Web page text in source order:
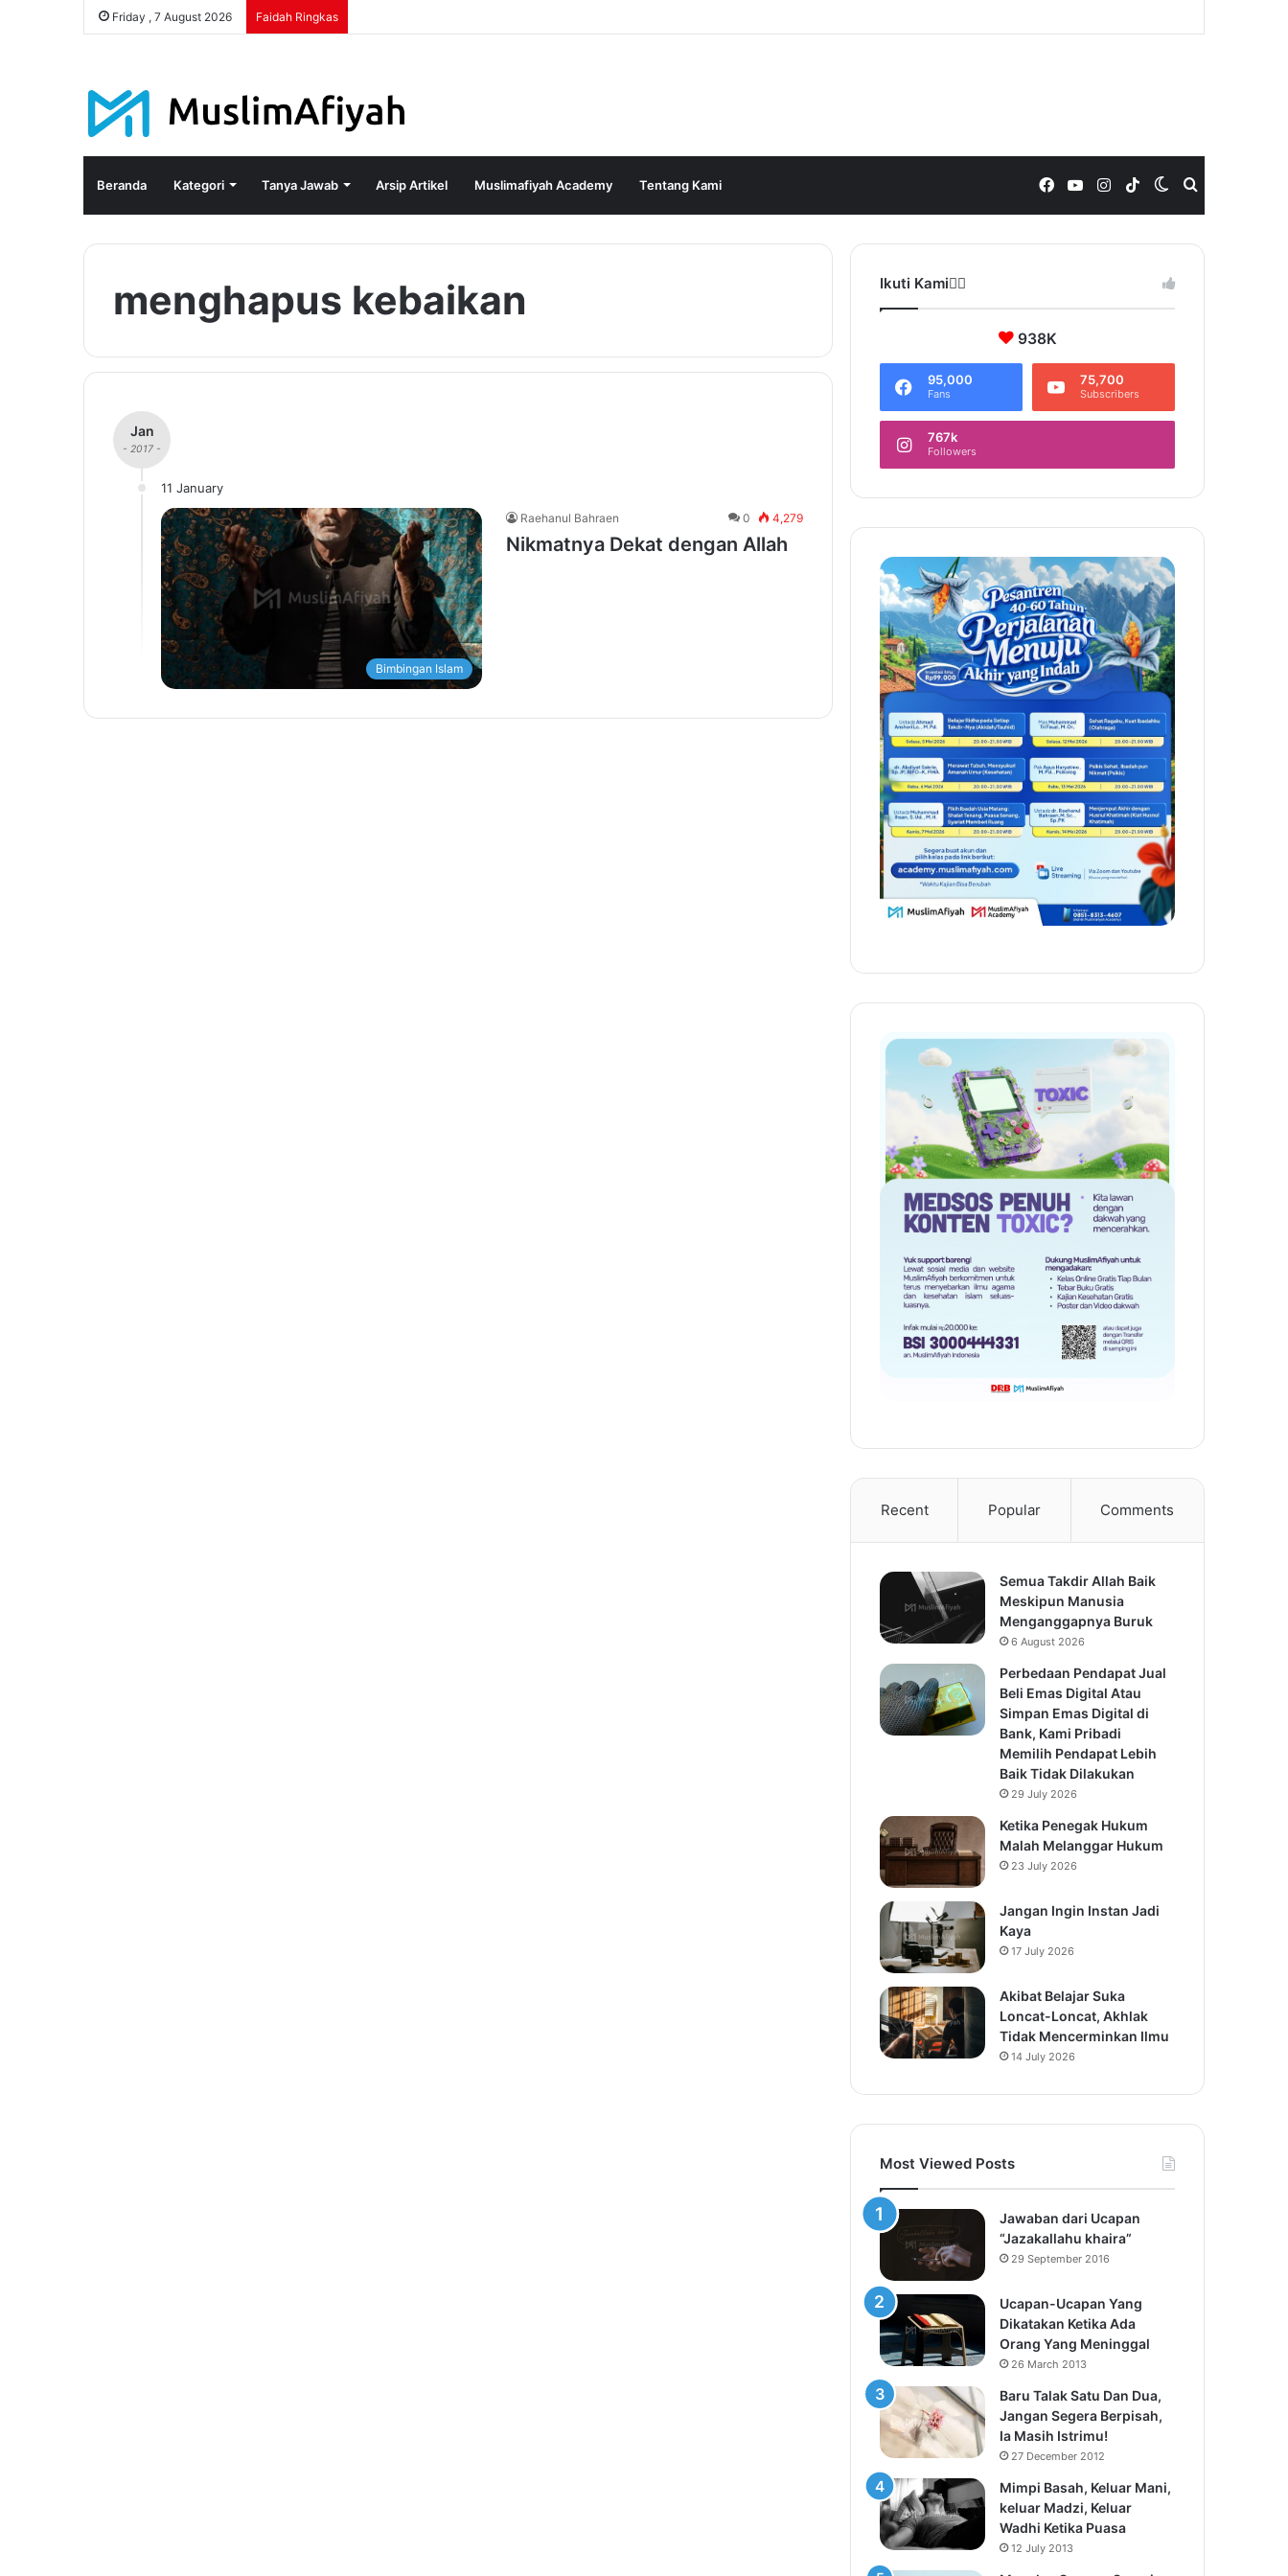
Friday , 7 August 2026 Faidah Ringkas
Beranda Kategori Tanya Jawab Arsip Artikel Muslimafiyah Academy Tentang Kami Switch
skin
TikTok
Instagram
YouTube
Facebook
menghapus kebaikan
Jan
- 2017 -
11 January
Bimbingan Islam
Raehanul Bahraen 0 4,279
Nikmatnya Dekat dengan Allah
Ikuti Kami❤️‍🔥
938K
95,000
Fans
75,700
Subscribers
767k
Followers
Recent Popular Comments
Semua Takdir Allah Baik
Meskipun Manusia
Menganggapnya Buruk
6 August 2026
Perbedaan Pendapat Jual
Beli Emas Digital Atau
Simpan Emas Digital di
Bank, Kami Pribadi
Memilih Pendapat Lebih
Baik Tidak Dilakukan
29 July 2026
Ketika Penegak Hukum
Malah Melanggar Hukum
23 July 2026
Jangan Ingin Instan Jadi
Kaya
17 July 2026
Akibat Belajar Suka
Loncat-Loncat, Akhlak
Tidak Mencerminkan Ilmu
14 July 2026
Most Viewed Posts
Jawaban dari Ucapan
“Jazakallahu khaira”
29 September 2016
Ucapan-Ucapan Yang
Dikatakan Ketika Ada
Orang Yang Meninggal
26 March 2013
Baru Talak Satu Dan Dua,
Jangan Segera Berpisah,
Ia Masih Istrimu!
27 December 2012
Mimpi Basah, Keluar Mani,
keluar Madzi, Keluar
Wadhi Ketika Puasa
12 July 2013